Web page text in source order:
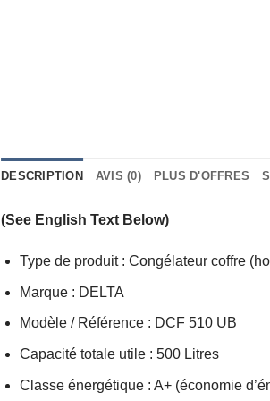
DESCRIPTION AVIS (0) PLUS D'OFFRES
(See English Text Below)
Type de produit : Congélateur coffre
Marque : DELTA
Modèle / Référence : DCF 510 UB
Capacité totale utile : 500 Litres
Classe énergétique : A+ (économie